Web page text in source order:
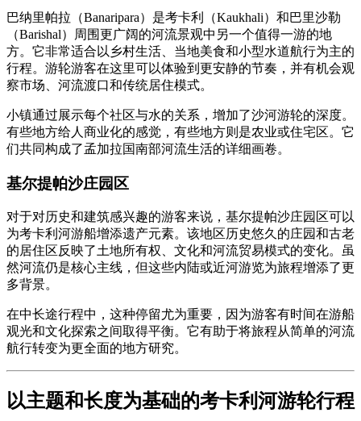
巴纳里帕拉（Banaripara）是考卡利（Kaukhali）和巴里沙勒
（Barishal）周围更广阔的河流景观中另一个值得一游的地
方。它非常适合以乡村生活、当地美食和小型水道航行为主的
行程。游轮游客在这里可以体验到更安静的节奏，并有机会观
察市场、河流渡口和传统居住模式。
小镇通过展示每个社区与水的关系，增加了沙河游轮的深度。
有些地方给人商业化的感觉，有些地方则是农业或住宅区。它
们共同构成了孟加拉国南部河流生活的详细画卷。
基尔提帕沙庄园区
对于对历史和建筑感兴趣的游客来说，基尔提帕沙庄园区可以
为考卡利河游船增添遗产元素。该地区历史悠久的庄园和古老
的居住区反映了土地所有权、文化和河流贸易模式的变化。虽
然河流仍是核心主线，但这些内陆或近河游览为旅程增添了更
多背景。
在中长途行程中，这种停留尤为重要，因为游客有时间在游船
观光和文化探索之间取得平衡。它有助于将旅程从简单的河流
航行转变为更全面的地方研究。
以主题和长度为基础的考卡利河游轮行程